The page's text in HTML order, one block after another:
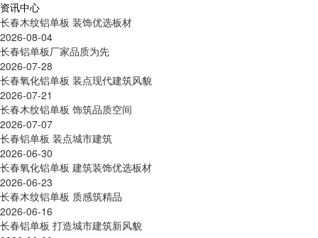
资讯中心
长春木纹铝单板 装饰优选板材
2026-08-04
长春铝单板厂家品质为先
2026-07-28
长春氧化铝单板 装点现代建筑风貌
2026-07-21
长春木纹铝单板 饰筑品质空间
2026-07-07
长春铝单板 装点城市建筑
2026-06-30
长春氧化铝单板 建筑装饰优选板材
2026-06-23
长春木纹铝单板 质感筑精品
2026-06-16
长春铝单板 打造城市建筑新风貌